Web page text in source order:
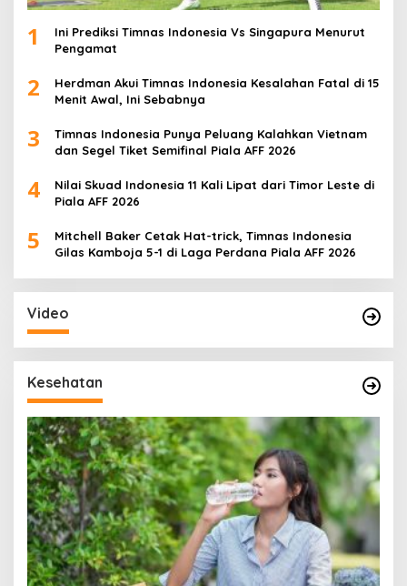
1
Ini Prediksi Timnas Indonesia Vs Singapura Menurut
Pengamat
2
Herdman Akui Timnas Indonesia Kesalahan Fatal di 15
Menit Awal, Ini Sebabnya
3
Timnas Indonesia Punya Peluang Kalahkan Vietnam
dan Segel Tiket Semifinal Piala AFF 2026
4
Nilai Skuad Indonesia 11 Kali Lipat dari Timor Leste di
Piala AFF 2026
5
Mitchell Baker Cetak Hat-trick, Timnas Indonesia
Gilas Kamboja 5-1 di Laga Perdana Piala AFF 2026
Video
Kesehatan